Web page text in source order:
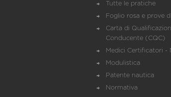
Tutte le pratiche
Foglio rosa e prove
Carta di
Conducente (CQC)
Medici Certificatori -
Modulistica
Patente nautica
Normativa